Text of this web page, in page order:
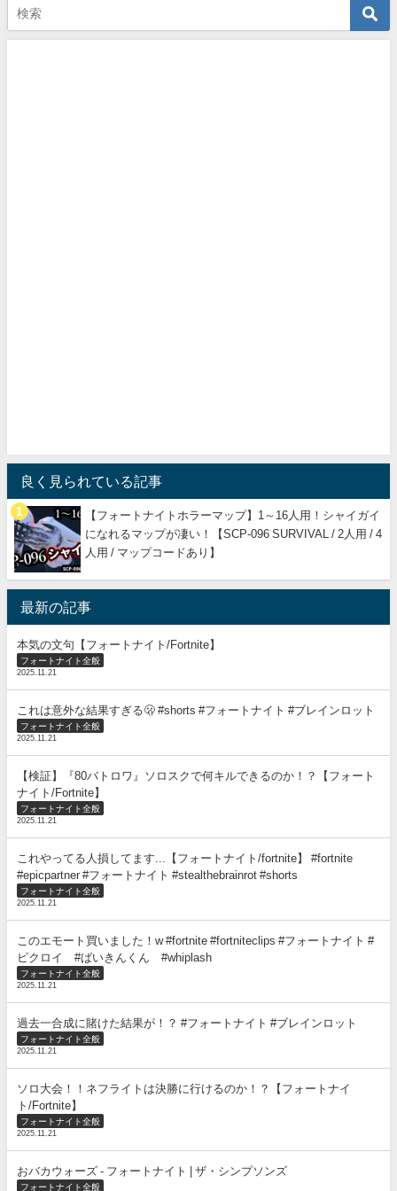
良く見られている記事
【フォートナイトホラーマップ】1～16人用！シャイガイ
になれるマップが凄い！【SCP-096 SURVIVAL / 2人用 / 4
人用 / マップコードあり】
最新の記事
本気の文句【フォートナイト/Fortnite】
フォートナイト全般
2025.11.21
これは意外な結果すぎる🫢 #shorts #フォートナイト #ブレインロット
フォートナイト全般
2025.11.21
【検証】『80バトロワ』ソロスクで何キルできるのか！？【フォート
ナイト/Fortnite】
フォートナイト全般
2025.11.21
これやってる人損してます...【フォートナイト/fortnite】 #fortnite
#epicpartner #フォートナイト #stealthebrainrot #shorts
フォートナイト全般
2025.11.21
このエモート買いました！w #fortnite #fortniteclips #フォートナイト #
ビクロイ #ばいきんくん #whiplash
フォートナイト全般
2025.11.21
過去一合成に賭けた結果が！？ #フォートナイト #ブレインロット
フォートナイト全般
2025.11.21
ソロ大会！！ネフライトは決勝に行けるのか！？【フォートナイ
ト/Fortnite】
フォートナイト全般
2025.11.21
おバカウォーズ - フォートナイト | ザ・シンプソンズ
フォートナイト全般